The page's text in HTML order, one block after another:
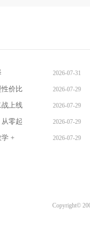
2026-07-31
价比 2026-07-29
战上线 2026-07-29
零起 2026-07-29
学 + 2026-07-29
Copyright©